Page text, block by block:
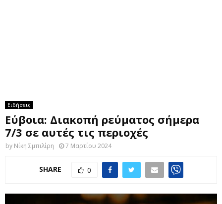
Ειδήσεις
Εύβοια: Διακοπή ρεύματος σήμερα
7/3 σε αυτές τις περιοχές
by Νίκη Σμπιλίρη 7 Μαρτίου 2024
SHARE 0